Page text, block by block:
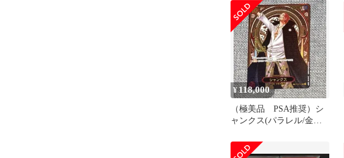
¥118,000
（極美品 PSA推奨）シ
ャンクス(パラレル/金背